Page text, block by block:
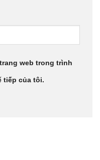
web trong trình
tiếp của tôi.